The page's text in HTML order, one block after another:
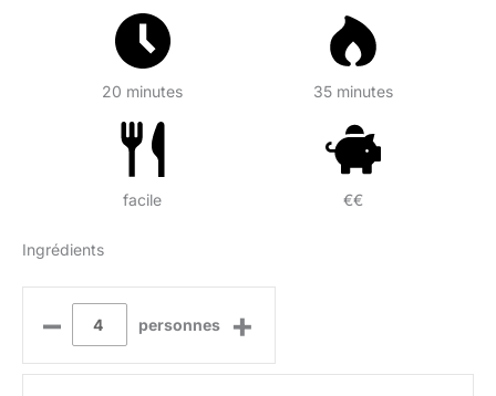
20 minutes 35 minutes
facile €€
Ingrédients
– personnes +